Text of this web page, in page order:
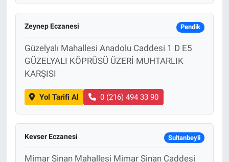
Zeynep Eczanesi Pendik
Güzelyalı Mahallesi Anadolu Caddesi 1 D E5
GÜZELYALI KÖPRÜSÜ ÜZERİ MUHTARLIK
KARŞISI
Yol Tarifi Al 0 (216) 494 33 90
Kevser Eczanesi Sultanbeyli
Mimar Sinan Mahallesi Mimar Sinan Caddesi